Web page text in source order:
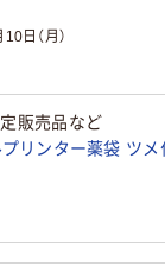
日（月）
販売品など
リンター薬袋 ツメ